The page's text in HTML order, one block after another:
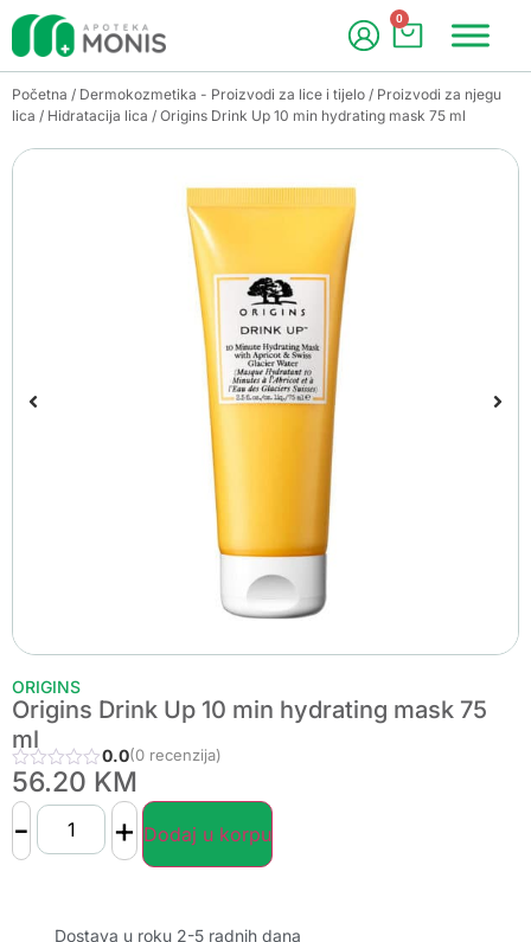
0
Početna / Dermokozmetika - Proizvodi za lice i tijelo / Proizvodi za njegu
lica / Hidratacija lica / Origins Drink Up 10 min hydrating mask 75 ml
ORIGINS
Origins Drink Up 10 min hydrating mask 75
ml
0.0(0 recenzija)
56.20 KM
- + Dodaj u korpu
Dostava u roku 2-5 radnih dana